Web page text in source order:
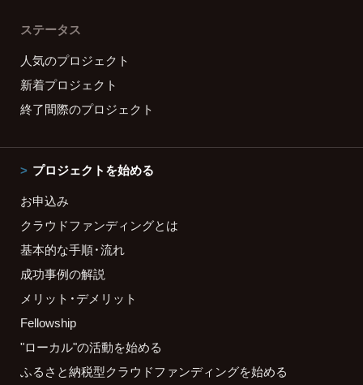
ステータス
人気のプロジェクト
新着プロジェクト
終了間際のプロジェクト
プロジェクトを始める
お申込み
クラウドファンディングとは
基本的な手順・流れ
成功事例の解説
メリット・デメリット
Fellowship
"ローカル"の活動を始める
ふるさと納税型クラウドファンディングを始める